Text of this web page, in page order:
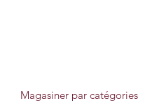
Magasiner par catégories